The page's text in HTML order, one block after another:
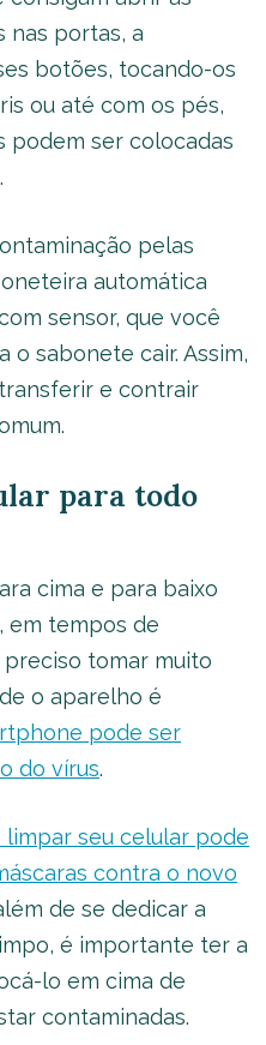
nas portas, a
botões, tocando-os
ou até com os pés,
podem ser colocadas
pelas
automática
sensor, que você
o sabonete cair. Assim,
e contrair
para todo
cima e para baixo
em tempos de
preciso tomar muito
o aparelho é
pode ser
do vírus.
seu celular pode
contra o novo
de se dedicar a
é importante ter a
lo em cima de
contaminadas.